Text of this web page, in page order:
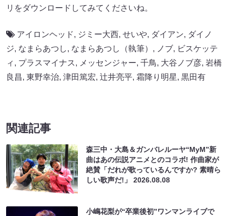
リをダウンロードしてみてくださいね。
アイロンヘッド, ジミー大西, せいや, ダイアン, ダイノ
ジ, なまらあつし, なまらあつし（執筆） , ノブ, ビスケッテ
ィ , プラスマイナス, メッセンジャー, 千鳥, 大谷ノブ彦, 岩橋
良昌, 東野幸治, 津田篤宏, 辻井亮平, 霜降り明星, 黒田有
関連記事
森三中・大島＆ガンバレルーヤ“MyM”新
曲はあの伝説アニメとのコラボ! 作曲家が
絶賛「だれが歌っているんですか? 素晴ら
しい歌声だ!」2026.08.08
小嶋花梨が“卒業後初”ワンマンライブで